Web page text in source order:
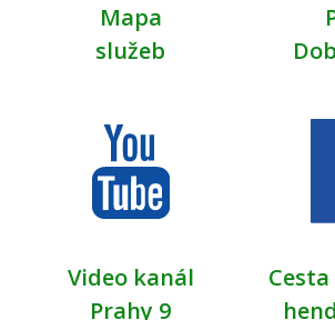
Mapa
služeb
Video kanál
Prahy 9